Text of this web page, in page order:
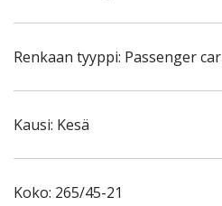
Renkaan tyyppi: Passenger car
Kausi: Kesä
Koko: 265/45-21